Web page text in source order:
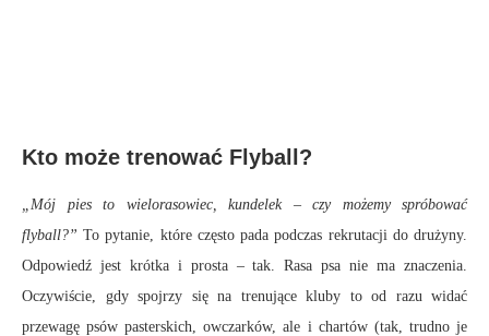
Kto może trenować Flyball?
„Mój pies to wielorasowiec, kundelek – czy możemy spróbować
flyball?” To pytanie, które często pada podczas rekrutacji do drużyny.
Odpowiedź jest krótka i prosta – tak. Rasa psa nie ma znaczenia.
Oczywiście, gdy spojrzy się na trenujące kluby to od razu widać
przewagę psów pasterskich, owczarków, ale i chartów (tak, trudno je